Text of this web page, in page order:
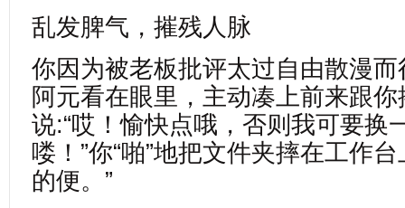
乱发脾气，摧残人脉
你因为被老板批评太过自由散漫
阿元看在眼里，主动凑上前来跟
说:“哎！愉快点哦，否则我可要换
喽！”你“啪”地把文件夹摔在工作
的便。”